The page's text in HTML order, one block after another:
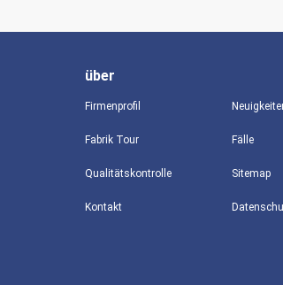
über
Firmenprofil
Fabrik Tour
Qualitätskontrolle
Kontakt
Fälle
Sitemap